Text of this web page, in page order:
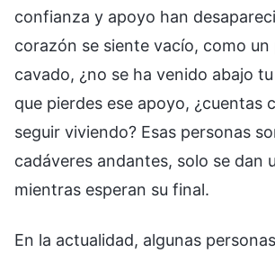
confianza y apoyo han
corazón se siente vacío, como un
cavado, ¿no se ha venido abajo
que pierdes ese apoyo, ¿cuentas
seguir viviendo? Esas personas
cadáveres andantes, solo se dan
mientras esperan su final.
En la actualidad, algunas personas